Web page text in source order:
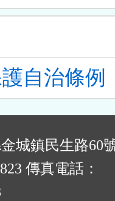
自治條例
城鎮民生路60
傳真電話：